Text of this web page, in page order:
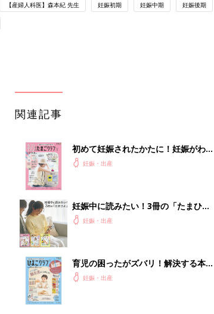
【産婦人科医】森本紀 先生 妊娠初期 妊娠中期 妊娠後期
関連記事
初めて妊娠されたかたに！妊娠がわか
ったら最初に読む本『初めてのたまご
妊娠・出産
妊娠中に読みたい！3冊の「たまひ
よ」妊娠・出産
育児の困ったがズバリ！解決する本
『ひよこクラブ 秋号』 4カ月～2才
妊娠・出産